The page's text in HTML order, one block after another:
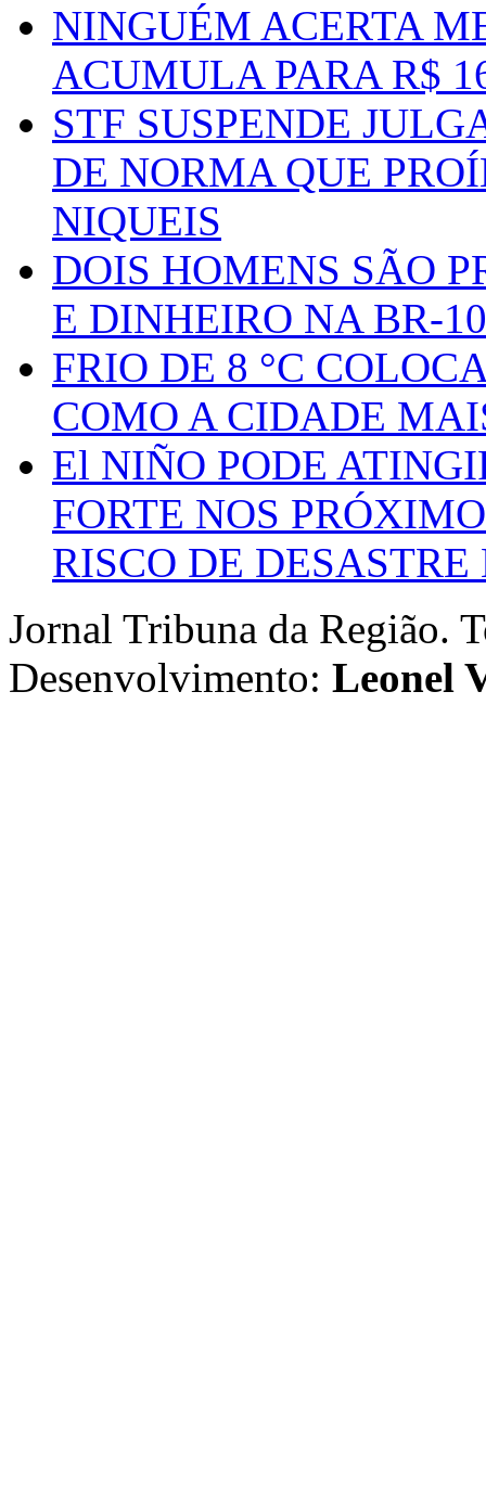
NINGUÉM ACERTA
ACUMULA PARA R$
STF SUSPENDE
DE NORMA QUE
NIQUEIS
DOIS HOMENS SÃO
E DINHEIRO NA BR-
FRIO DE 8 °C
COMO A CIDADE
El NIÑO PODE
FORTE NOS
RISCO DE
Jornal Tribuna da Região.
Desenvolvimento: Leonel